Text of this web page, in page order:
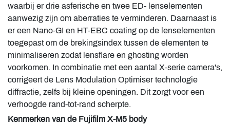
waarbij er drie asferische en twee ED- lenselementen
aanwezig zijn om aberraties te verminderen. Daarnaast is
er een Nano-GI en HT-EBC coating op de lenselementen
toegepast om de brekingsindex tussen de elementen te
minimaliseren zodat lensflare en ghosting worden
voorkomen. In combinatie met een aantal X-serie camera's,
corrigeert de Lens Modulation Optimiser technologie
diffractie, zelfs bij kleine openingen. Dit zorgt voor een
verhoogde rand-tot-rand scherpte.
Kenmerken van de Fujifilm X-M5 body